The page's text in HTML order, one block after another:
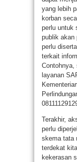
yang lebih
korban
perlu untuk
publik akan
perlu
terkait
Contohnya,
layanan
Terakhir,
perlu
skema tata
terdekat
kekerasan